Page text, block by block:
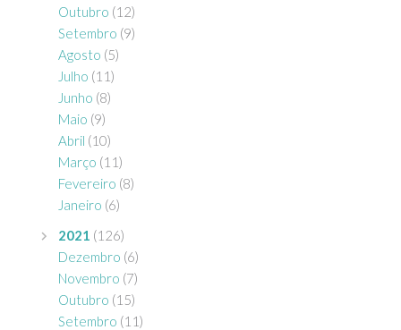
Outubro (12)
Setembro (9)
Agosto (5)
Julho (11)
Junho (8)
Maio (9)
Abril (10)
Março (11)
Fevereiro (8)
Janeiro (6)
2021 (126)
Dezembro (6)
Novembro (7)
Outubro (15)
Setembro (11)